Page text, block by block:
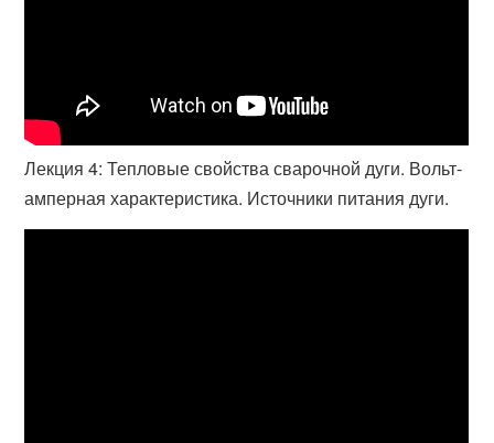
Лекция 4: Тепловые свойства сварочной дуги. Вольт-
амперная характеристика. Источники питания дуги.